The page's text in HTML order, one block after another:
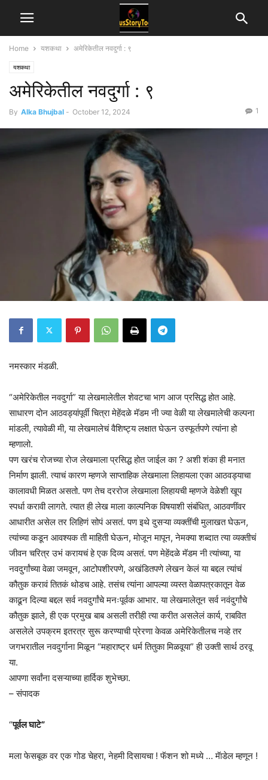
Home यशकथा अमेरिकेतील नवदुर्गा : ९
यशकथा
अमेरिकेतील नवदुर्गा : ९
By Alka Bhujbal - October 12, 2024 1
नमस्कार मंडळी.
“अमेरिकेतील नवदुर्गा” या लेखमालेतील शेवटचा भाग आज प्रसिद्ध होत आहे.
साधारण दोन आठवड्यांपूर्वी चित्रा मेहेंदळे मॅडम नी ज्या वेळी या लेखमालेची कल्पना
मांडली, त्यावेळी मी, या लेखमालेचं वैशिष्ट्य लक्षात घेऊन उस्फूर्तपणे त्यांना हो
म्हणालो.
पण खरंच रोजच्या रोज लेखमाला प्रसिद्ध होत जाईल का ? अशी शंका ही मनात
निर्माण झाली. त्याचं कारण म्हणजे साप्ताहिक लेखमाला लिहायला एका आठवड्याचा
कालावधी मिळत असतो. पण तेच दररोज लेखमाला लिहायची म्हणजे वेळेशी खूप
स्पर्धा करावी लागते. त्यात ही लेख माला काल्पनिक विषयाशी संबंधित, आठवणींवर
आधारीत असेल तर लिहिणं सोपं असतं. पण इथे दुसऱ्या व्यक्तींची मुलाखत घेऊन,
त्यांच्या कडून आवश्यक ती माहिती घेऊन, मोजून मापून, नेमक्या शब्दात त्या व्यक्तीचं
जीवन चरित्र उभं करायचं हे एक दिव्य असतं. पण मेहेंदळे मॅडम नी त्यांच्या, या
नवदुर्गांच्या वेळा जमवून, आटोपशीरपणे, अखंडितपणे लेखन केलं या बद्दल त्यांचं
कौतुक करावं तितकं थोडच आहे. तसंच त्यांना आपल्या व्यस्त वेळापत्रकातून वेळ
काढून दिल्या बद्दल सर्व नवदुर्गांचे मनःपूर्वक आभार. या लेखमालेतून सर्व नवंदुर्गांचे
कौतुक झाले, ही एक प्रमुख बाब असली तरीही त्या करीत असलेलं कार्य, राबवित
असलेले उपक्रम इतरत्र सुरू करण्याची प्रेरणा केवळ अमेरिकेतीलच नव्हे तर
जगभरातील नवदुर्गाना मिळून “महाराष्ट्र धर्म तितुका मिळवूया” ही उक्ती सार्थ ठरवू
या.
आपणा सर्वांना दसऱ्याच्या हार्दिक शुभेच्छा.
– संपादक
“पूर्वल घाटे”
मला फेसबूक वर एक गोड चेहरा, नेहमी दिसायचा ! फॅशन शो मध्ये … मॅाडेल म्हणून !